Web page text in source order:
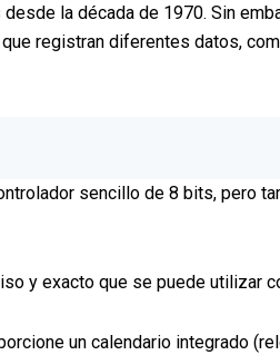
la década de 1970. Sin
registran diferentes datos,
sencillo de 8 bits, pero
y exacto que se puede utilizar
un calendario integrado